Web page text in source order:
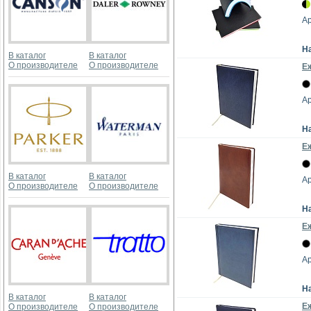
В каталог
О производителе
В каталог
О производителе
В каталог
О производителе
В каталог
О производителе
В каталог
О производителе
В каталог
О производителе